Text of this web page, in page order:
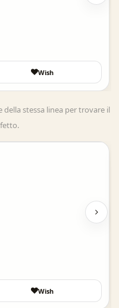
Wish
della stessa linea per trovare il
Wish